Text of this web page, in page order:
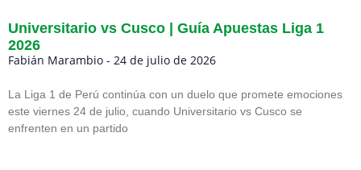
Universitario vs Cusco | Guía Apuestas Liga 1
2026
Fabián Marambio 24 de julio de 2026
La Liga 1 de Perú continúa con un duelo que promete emociones
este viernes 24 de julio, cuando Universitario vs Cusco se
enfrenten en un partido